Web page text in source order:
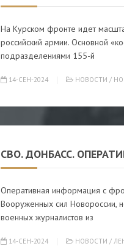
На Курском фронте идет
российский армии. Основной
подразделениями 155-й
14-СЕН-2024 НОВОСТИ /
СВО. ДОНБАСС.
Оперативная информация с
Вооруженных сил Новороссии,
военных журналистов из
14-СЕН-2024 НОВОСТИ /